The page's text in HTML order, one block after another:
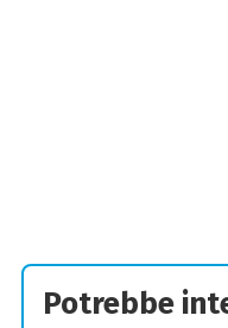
Potrebbe